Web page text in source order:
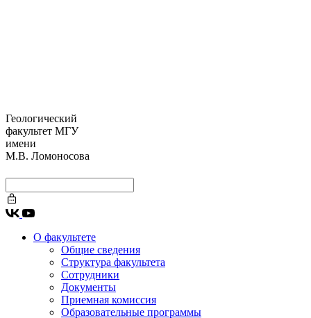
Геологический
факультет МГУ
имени
М.В. Ломоносова
О факультете
Общие сведения
Структура факультета
Сотрудники
Документы
Приемная комиссия
Образовательные программы